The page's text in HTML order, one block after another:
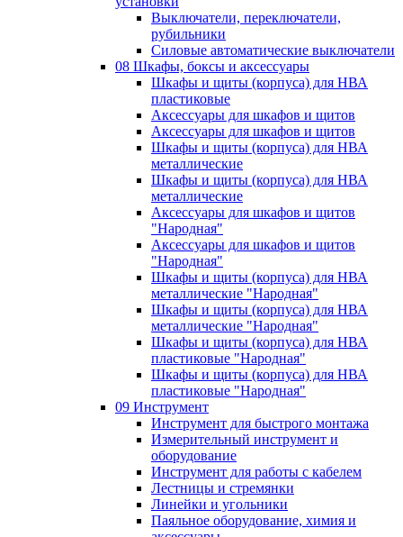
Выключатели, переключатели,
рубильники
Силовые автоматические выключатели
08 Шкафы, боксы и аксессуары
Шкафы и щиты (корпуса) для НВА
пластиковые
Аксессуары для шкафов и щитов
Аксессуары для шкафов и щитов
Шкафы и щиты (корпуса) для НВА
металлические
Шкафы и щиты (корпуса) для НВА
металлические
Аксессуары для шкафов и щитов
"Народная"
Аксессуары для шкафов и щитов
"Народная"
Шкафы и щиты (корпуса) для НВА
металлические "Народная"
Шкафы и щиты (корпуса) для НВА
металлические "Народная"
Шкафы и щиты (корпуса) для НВА
пластиковые "Народная"
Шкафы и щиты (корпуса) для НВА
пластиковые "Народная"
09 Инструмент
Инструмент для быстрого монтажа
Измерительный инструмент и
оборудование
Инструмент для работы с кабелем
Лестницы и стремянки
Линейки и угольники
Паяльное оборудование, химия и